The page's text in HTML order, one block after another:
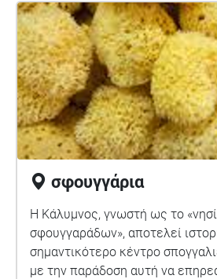
σφουγγάρια
Η Κάλυμνος, γνωστή ως το
σφουγγαράδων», αποτελεί
σημαντικότερο κέντρο
με την παράδοση αυτή να